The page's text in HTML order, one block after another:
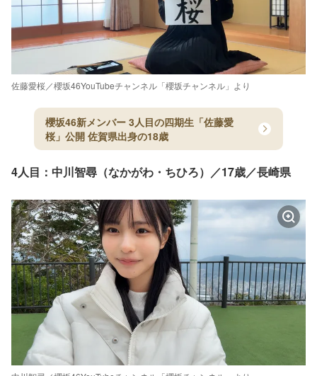
佐藤愛桜／櫻坂46YouTubeチャンネル「櫻坂チャンネル」より
櫻坂46新メンバー 3人目の四期生「佐藤愛
桜」公開 佐賀県出身の18歳
4人目：中川智尋（なかがわ・ちひろ）／17歳／長崎県